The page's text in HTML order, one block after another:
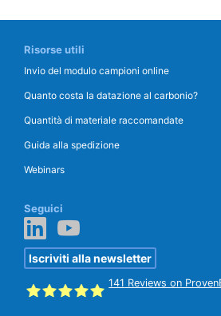
Risorse utili
Invio del modulo campioni online
Quanto costa la datazione al carbonio?
Quantità di materiale raccomandate
Guida alla spedizione
Webinars
Seguici
Iscriviti alla newsletter
141 Reviews on